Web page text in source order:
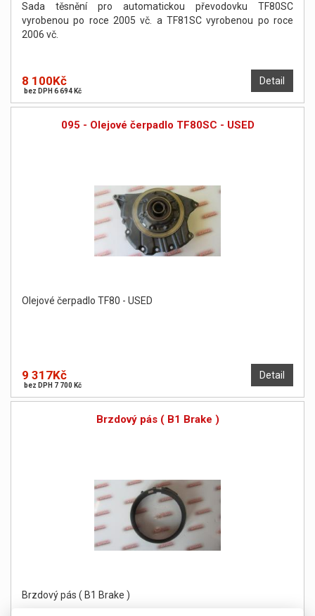
Sada těsnění pro automatickou převodovku TF80SC
vyrobenou po roce 2005 vč. a TF81SC vyrobenou po roce
2006 vč.
Detail
8 100Kč
bez DPH 6 694 Kč
095 - Olejové čerpadlo TF80SC - USED
Olejové čerpadlo TF80 - USED
Detail
9 317Kč
bez DPH 7 700 Kč
Brzdový pás ( B1 Brake )
Brzdový pás ( B1 Brake )